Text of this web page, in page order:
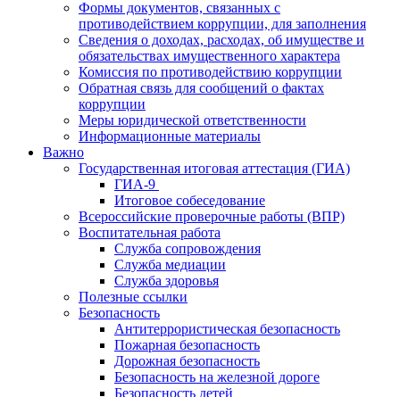
Формы документов, связанных с
противодействием коррупции, для заполнения
Сведения о доходах, расходах, об имуществе и
обязательствах имущественного характера
Комиссия по противодействию коррупции
Обратная связь для сообщений о фактах
коррупции
Меры юридической ответственности
Информационные материалы
Важно
Государственная итоговая аттестация (ГИА)
ГИА-9​​
Итоговое собеседование
Всероссийские проверочные работы (ВПР)
Воспитательная работа
Служба сопровождения
Служба медиации
Служба здоровья
Полезные ссылки
Безопасность
Антитеррористическая безопасность
Пожарная безопасность
Дорожная безопасность
Безопасность на железной дороге
Безопасность детей